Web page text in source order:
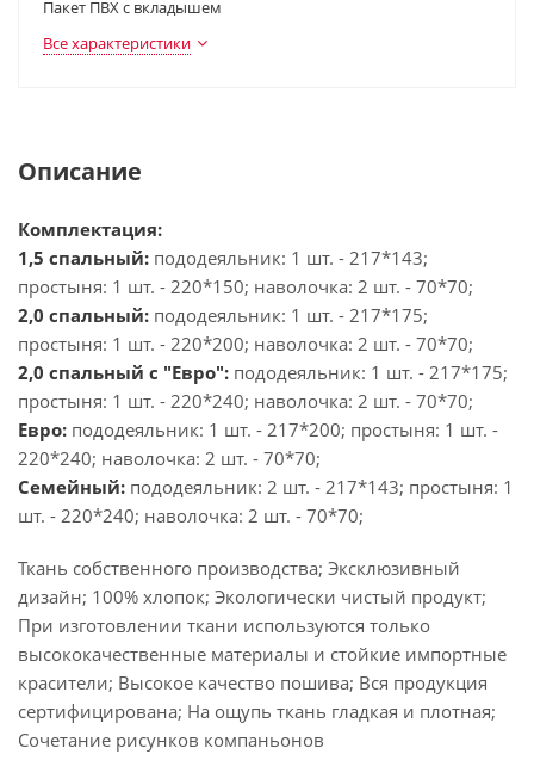
Пакет ПВХ с вкладышем
Все характеристики
Описание
Комплектация:
1,5 спальный: пододеяльник: 1 шт. - 217*143;
простыня: 1 шт. - 220*150; наволочка: 2 шт. - 70*70;
2,0 спальный: пододеяльник: 1 шт. - 217*175;
простыня: 1 шт. - 220*200; наволочка: 2 шт. - 70*70;
2,0 спальный с "Евро": пододеяльник: 1 шт. - 217*175;
простыня: 1 шт. - 220*240; наволочка: 2 шт. - 70*70;
Евро: пододеяльник: 1 шт. - 217*200; простыня: 1 шт. -
220*240; наволочка: 2 шт. - 70*70;
Семейный: пододеяльник: 2 шт. - 217*143; простыня: 1
шт. - 220*240; наволочка: 2 шт. - 70*70;
Ткань собственного производства; Эксклюзивный
дизайн; 100% хлопок; Экологически чистый продукт;
При изготовлении ткани используются только
высококачественные материалы и стойкие импортные
красители; Высокое качество пошива; Вся продукция
сертифицирована; На ощупь ткань гладкая и плотная;
Сочетание рисунков компаньонов